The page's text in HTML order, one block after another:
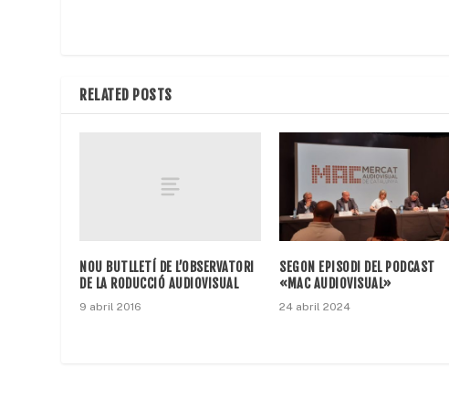
RELATED POSTS
NOU BUTLLETÍ DE L’OBSERVATORI
DE LA RODUCCIÓ AUDIOVISUAL
9 abril 2016
SEGON EPISODI DEL PODCAST
«MAC AUDIOVISUAL»
24 abril 2024